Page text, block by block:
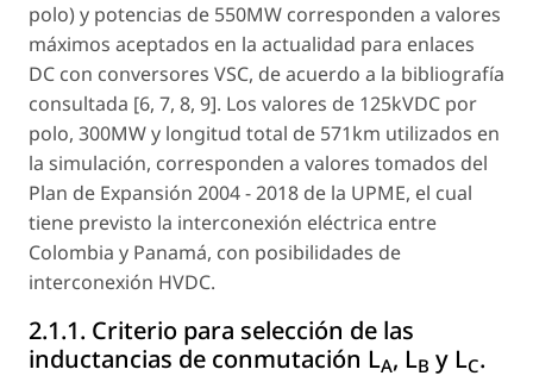
polo) y potencias de 550MW corresponden a valores
máximos aceptados en la actualidad para enlaces
DC con conversores VSC, de acuerdo a la bibliografía
consultada [6, 7, 8, 9]. Los valores de 125kVDC por
polo, 300MW y longitud total de 571km utilizados en
la simulación, corresponden a valores tomados del
Plan de Expansión 2004 - 2018 de la UPME, el cual
tiene previsto la interconexión eléctrica entre
Colombia y Panamá, con posibilidades de
interconexión HVDC.
2.1.1. Criterio para selección de las
inductancias de conmutación LA, LB y LC.